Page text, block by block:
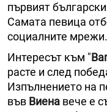
първият
Самата певица
социалните мрежи.
Интересът към "
расте и след
Изпълнението на
във Виена вече е